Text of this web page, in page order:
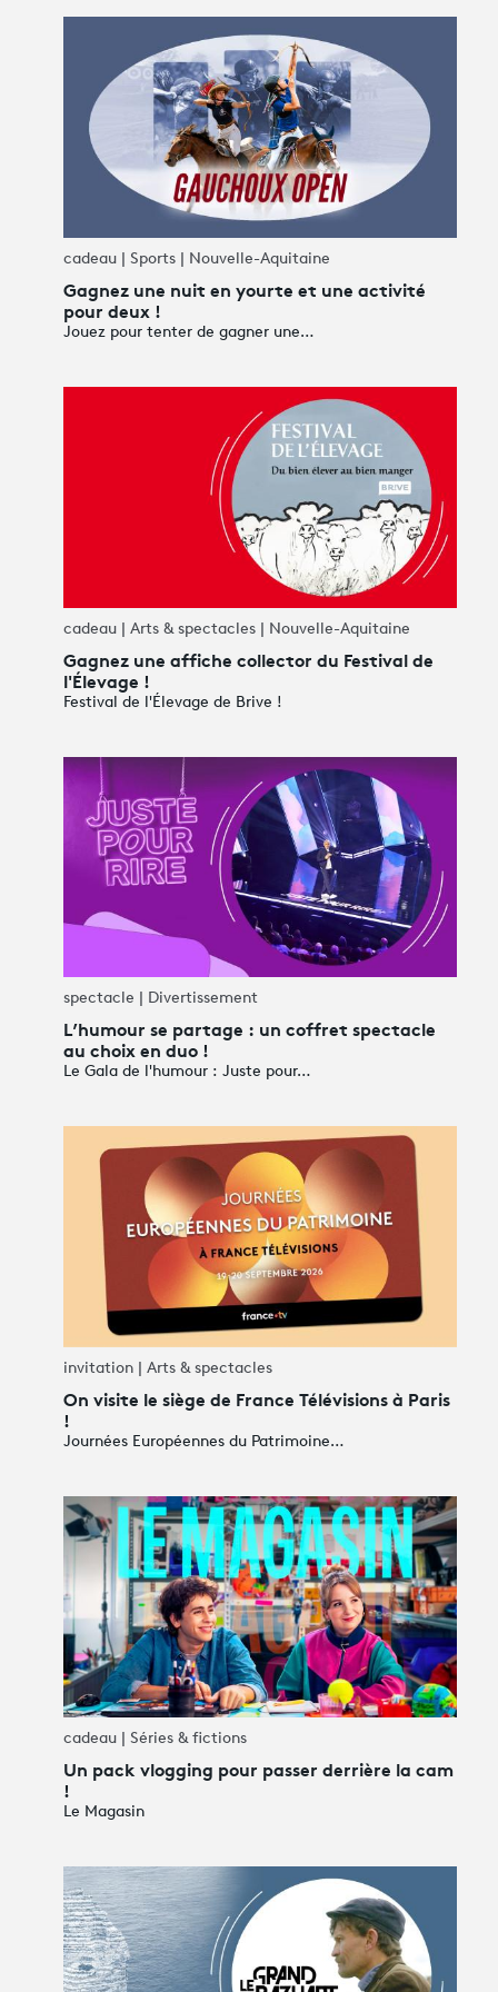
connexion
Avantages fidélité
Mayotte
Nouvelle-Calédonie
Polynésie française
La Réunion
Saint-Pierre-et-Miquelon
Wallis-et-Futuna
Gagnez une nuit en yourte et une activité
pour deux !
Jouez pour tenter de gagner une…
cadeau | Sports | Nouvelle-Aquitaine
Gagnez une affiche collector du Festival de
l'Élevage !
Festival de l'Élevage de Brive !
cadeau | Arts & spectacles | Nouvelle-Aquitaine
L’humour se partage : un coffret spectacle
au choix en duo !
Le Gala de l'humour : Juste pour…
spectacle | Divertissement
On visite le siège de France Télévisions à Paris
!
Journées Européennes du Patrimoine…
invitation | Arts & spectacles
Un pack vlogging pour passer derrière la cam
!
Le Magasin
cadeau | Séries & fictions